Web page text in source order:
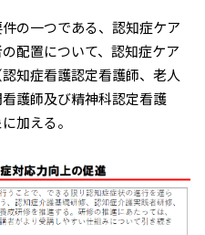
の一つである、認知症ケア
配置について、認知症ケア
知症看護認定看護師、老人
護師及び精神科認定看護
加える。